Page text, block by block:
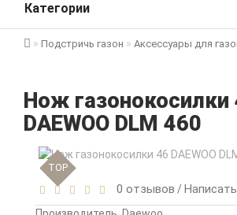
Категории
Подстричь газон Аксессуары для
Нож газонокосилки
DAEWOO DLM 460
TOP
0 отзывов /